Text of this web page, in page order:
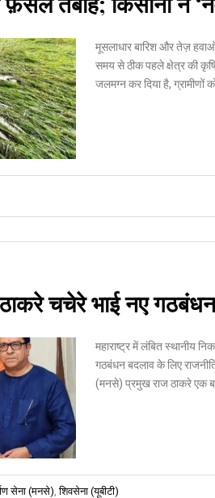
मूसलाधार बारिश और तेज़
समय से ठीक पहले क्षेत्र की
जलमग्न कर दिया है, ग्रामीणों
चचेरे भाई नए
महाराष्ट्र में लंबित स्थानीय
गठबंधन बदलाव के लिए
(मनसे) प्रमुख राज ठाकरे एक
सेना (मनसे) ,शिवसेना (यूबीटी)